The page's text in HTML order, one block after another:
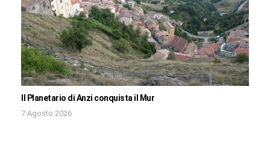
Il Planetario di Anzi conquista il Mur
7 Agosto 2026